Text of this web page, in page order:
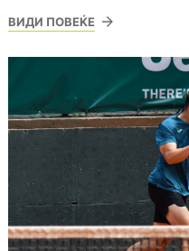
ВИДИ ПОВЕЌЕ